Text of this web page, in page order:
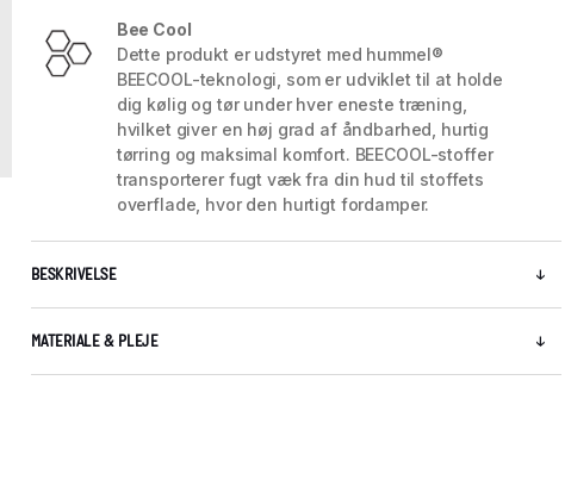
Bee Cool
Dette produkt er udstyret med hummel®
BEECOOL-teknologi, som er udviklet til at holde
dig kølig og tør under hver eneste træning,
hvilket giver en høj grad af åndbarhed, hurtig
tørring og maksimal komfort. BEECOOL-stoffer
transporterer fugt væk fra din hud til stoffets
overflade, hvor den hurtigt fordamper.
BESKRIVELSE
MATERIALE & PLEJE